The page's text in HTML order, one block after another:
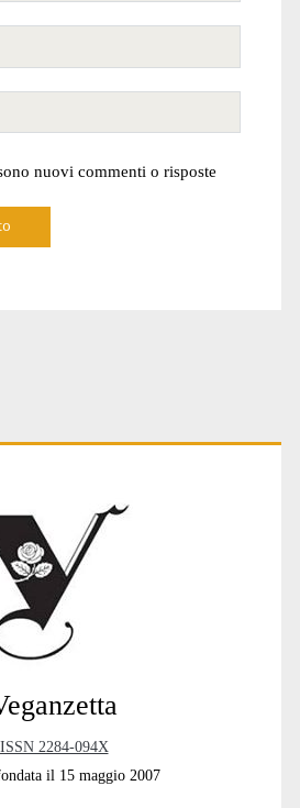
nuovi commenti o risposte
ISSN 2284-094X
il 15 maggio 2007